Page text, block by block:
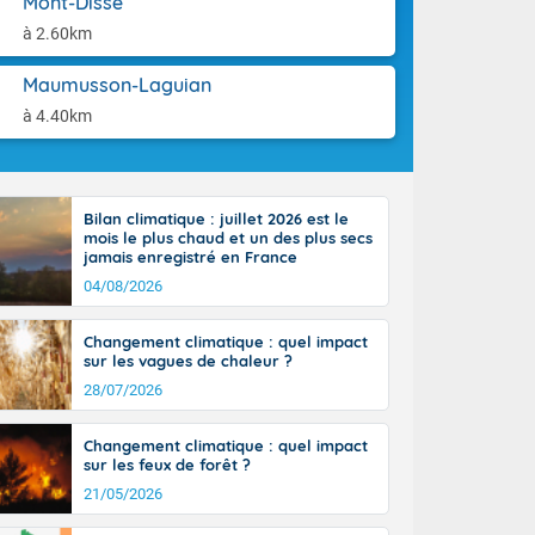
à 2.60km
Maumusson-Laguian
à 4.40km
ensoleillée,
une
le vent
tramontane
elles
et
sur le
Alpes à
terres et 20
Bilan climatique : juillet 2026 est le
mois le plus chaud et un des plus secs
jamais enregistré en France
04/08/2026
Changement climatique : quel impact
sur les vagues de chaleur ?
28/07/2026
Changement climatique : quel impact
sur les feux de forêt ?
21/05/2026